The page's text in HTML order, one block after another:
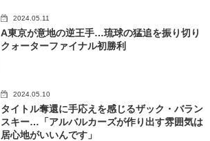
2024.05.11
A東京が意地の逆王手…琉球の猛追を振り切り
クォーターファイナル初勝利
2024.05.10
タイトル奪還に手応えを感じるザック・バラン
スキー…「アルバルカーズが作り出す雰囲気は
居心地がいいんです」